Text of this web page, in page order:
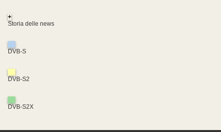
+
Storia delle news
DVB-S
DVB-S2
DVB-S2X